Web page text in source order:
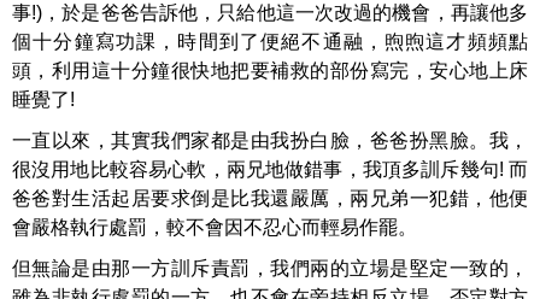
事!)，於是爸爸告訴他，只給他這一次改過的機會，再讓他多
個十分鐘寫功課，時間到了便絕不通融，煦煦這才頻頻點
頭，利用這十分鐘很快地把要補救的部份寫完，安心地上床
睡覺了!
一直以來，其實我們家都是由我扮白臉，爸爸扮黑臉。我，
很沒用地比較容易心軟，兩兄地做錯事，我頂多訓斥幾句! 而
爸爸對生活起居要求倒是比我還嚴厲，兩兄弟一犯錯，他便
會嚴格執行處罰，較不會因不忍心而輕易作罷。
但無論是由那一方訓斥責罰，我們兩的立場是堅定一致的，